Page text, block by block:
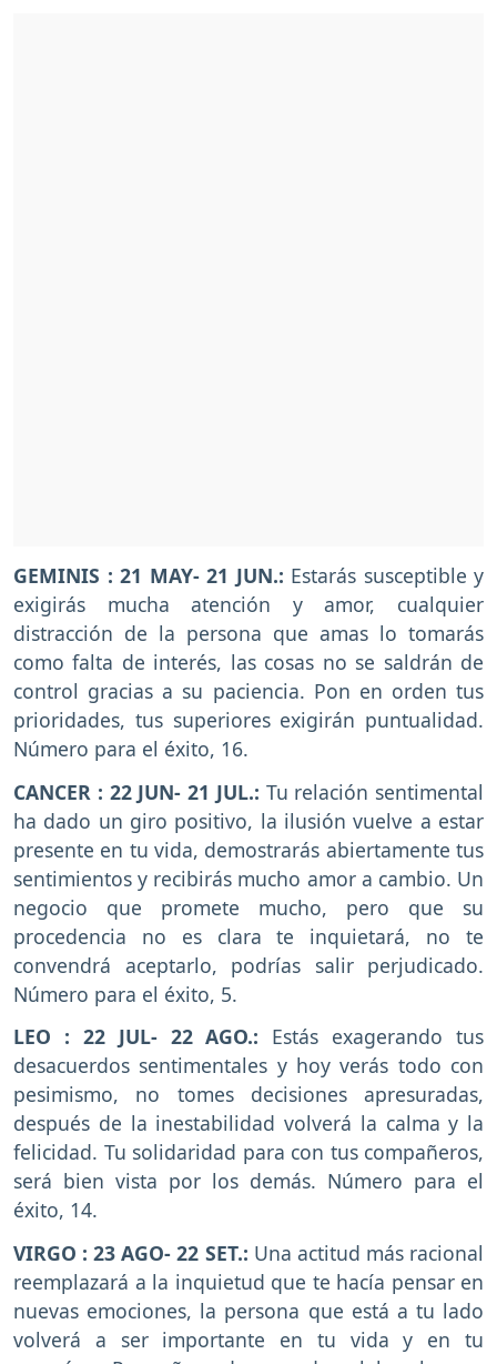
GEMINIS : 21 MAY- 21 JUN.: Estarás susceptible y
exigirás mucha atención y amor, cualquier
distracción de la persona que amas lo tomarás
como falta de interés, las cosas no se saldrán de
control gracias a su paciencia. Pon en orden tus
prioridades, tus superiores exigirán puntualidad.
Número para el éxito, 16.
CANCER : 22 JUN- 21 JUL.: Tu relación sentimental
ha dado un giro positivo, la ilusión vuelve a estar
presente en tu vida, demostrarás abiertamente tus
sentimientos y recibirás mucho amor a cambio. Un
negocio que promete mucho, pero que su
procedencia no es clara te inquietará, no te
convendrá aceptarlo, podrías salir perjudicado.
Número para el éxito, 5.
LEO : 22 JUL- 22 AGO.: Estás exagerando tus
desacuerdos sentimentales y hoy verás todo con
pesimismo, no tomes decisiones apresuradas,
después de la inestabilidad volverá la calma y la
felicidad. Tu solidaridad para con tus compañeros,
será bien vista por los demás. Número para el
éxito, 14.
VIRGO : 23 AGO- 22 SET.: Una actitud más racional
reemplazará a la inquietud que te hacía pensar en
nuevas emociones, la persona que está a tu lado
volverá a ser importante en tu vida y en tu